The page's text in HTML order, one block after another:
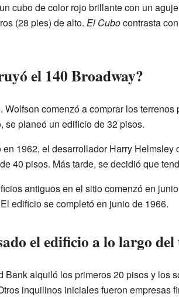
cubo de color rojo brillante con un
(28 pies) de alto. El Cubocontrasta
el 140 Broadway?
Wolfson comenzó a comprar los
se planeó un edificio de 32 pisos.
1962, el desarrollador Harry
40 pisos. Más tarde, se decidió que
antiguos en el sitio comenzó en
edificio se completó en junio de 1966.
el edificio a lo largo
Bank alquiló los primeros 20 pisos y los
inquilinos iniciales fueron empresas